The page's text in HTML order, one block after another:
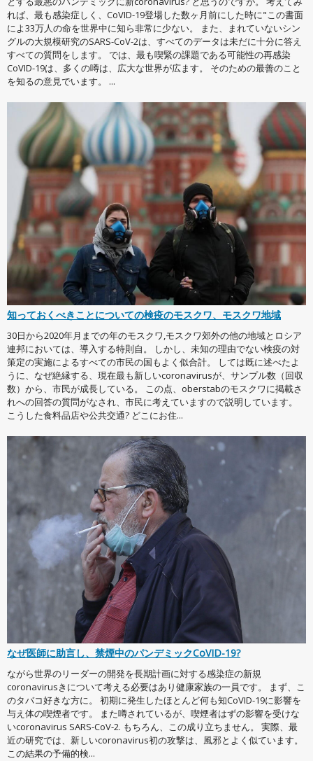
れば、最も感染症しく、CoVID-19登場した数ヶ月前にした時に"この書面
によ33万人の命を世界中に知ら非常に少ない。 また、まれていないシン
グルの大規模研究のSARS-CoV-2は、すべてのデータは未だに十分に答え
すべての質問をします。 では、最も喫緊の課題である可能性の再感染
CoVID-19は、多くの噂は、広大な世界が広ます。 そのための最善のこと
を知るの意見でいます。 ...
知っておくべきことについての検疫のモスクワ、モスクワ地域
30日から2020年月までの年のモスクワ,モスクワ郊外の他の地域とロシア
連邦においては、導入する特則自。 しかし、未知の理由でない検疫の対
策定の実施によるすべての市民の国もよく似合計。 しては既に述べたよ
うに、なぜ絶縁する、現在最も新しいcoronavirusが、サンプル数（回収
数）から、市民が成長している。 この点、oberstabのモスクワに掲載さ
れへの回答の質問がなされ、市民に考えていますので説明しています。
こうした食料品店や公共交通? どこにお住...
なぜ医師に助言し、禁煙中のパンデミックCoVID-19?
ながら世界のリーダーの開発を長期計画に対する感染症の新規
coronavirusきについて考える必要はあり健康家族の一員です。 まず、こ
のタバコ好きな方に。 初期に発生したほとんど何も知CoVID-19に影響を
与え体の喫煙者です。 また噂されているが、喫煙者はずの影響を受けな
いcoronavirus SARS-CoV-2. もちろん、この成り立ちません。 実際、最
近の研究では、新しいcoronavirus初の攻撃は、風邪とよく似ています。
この結果の予備的検...